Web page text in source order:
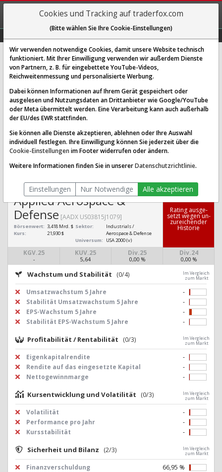
REGIS-
TRIEREN
Applied Aerospace & Defense
Aktie: Realtime-Kurs & Analyse
(AADX)
SCORING SYSTEMS:
Qualitäts-Check Dividenden-Check
Wachstums-Check
geeignet?
Applied Aerospace &
Defense [AADX US03815J1079]
Börsenwert: 3,418 Mrd. $
Kurs:
21,930 $
Sektor:
Industrials /
Aerospace & Defense
Universum:
USA 2000 (v)
KGV.25
-
KUV.25
5,64
Div.25
0,00 %
Div.24
0,00 %
Ra­ting aus­ge­
setzt we­gen un­
zu­rei­chen­der
His­to­rie
Wachstum und Stabilität (0/4)
Im Vergleich
zum Markt
Umsatzwachstum 5 Jahre
-
Stabilität Umsatzwachstum 5 Jahre
-
EPS-Wachstum 5 Jahre
-
Stabilität EPS-Wachstum 5 Jahre
-
Profitabilität / Rentabilität (0/3)
Im Vergleich
zum Markt
Eigenkapitalrendite
-
Rendite auf das eingesetzte Kapital
-
Nettogewinnmarge
-
Kursentwicklung und Volatilität (0/3)
Im Vergleich
zum Markt
Volatilität
-
Performance pro Jahr
-
Kursstabilität
-
Sicherheit und Bilanz (2/3)
Im Vergleich
zum Markt
Finanzverschuldung
66,95 %
Cookies und Tracking auf traderfox.com
(Bitte wählen Sie Ihre Cookie-Einstellungen)
Wir verwenden notwendige Cookies, damit unsere Website technisch
funktioniert. Mit Ihrer Einwilligung verwenden wir außerdem Dienste
von Partnern, z. B. für eingebettete YouTube-Videos,
Reichweitenmessung und personalisierte Werbung.
Dabei können Informationen auf Ihrem Gerät gespeichert oder
ausgelesen und Nutzungsdaten an Drittanbieter wie Google/YouTube
oder Meta übermittelt werden. Eine Verarbeitung kann auch außerhalb
der EU/des EWR stattfinden.
Sie können alle Dienste akzeptieren, ablehnen oder Ihre Auswahl
individuell festlegen. Ihre Einwilligung können Sie jederzeit über die
Cookie-Einstellungen im Footer widerrufen oder ändern.
Weitere Informationen finden Sie in unsererDatenschutzrichtlinie.
Einstellungen Nur Notwendige Alle akzeptieren